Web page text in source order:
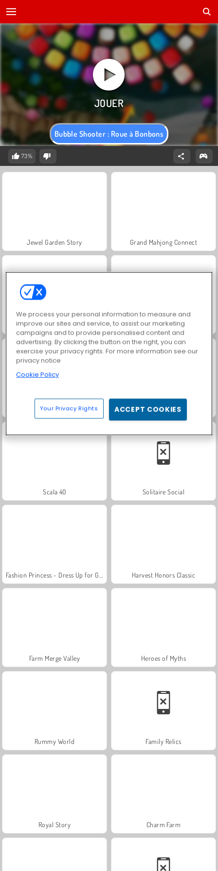
Bubble Shooter : Roue à Bonbons
73%
Jewel Garden Story Grand Mahjong Connect
Juice Merge Trollface Quest: USA 2
Solitaire FRVR Masha and the Bear: Meadows
Scala 40 Solitaire Social
Harvest Honors Classic
Farm Merge Valley Heroes of Myths
Rummy World Family Relics
Royal Story Charm Farm
We process your personal information to measure and
improve our sites and service, to assist our marketing
campaigns and to provide personalised content and
advertising. By clicking the button on the right, you can
exercise your privacy rights. For more information see our
privacy notice
Cookie Policy
Your Privacy Rights ACCEPT COOKIES